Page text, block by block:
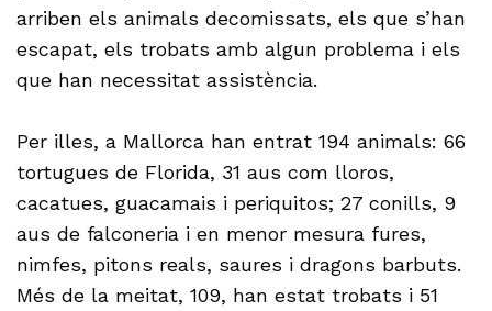
arriben els animals decomissats, els que s’han
escapat, els trobats amb algun problema i els
que han necessitat assistència.
Per illes, a Mallorca han entrat 194 animals: 66
tortugues de Florida, 31 aus com lloros,
cacatues, guacamais i periquitos; 27 conills, 9
aus de falconeria i en menor mesura fures,
nimfes, pitons reals, saures i dragons barbuts.
Més de la meitat, 109, han estat trobats i 51